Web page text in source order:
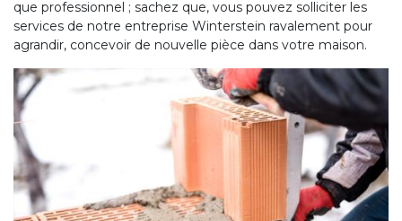
que professionnel ; sachez que, vous pouvez solliciter les
services de notre entreprise Winterstein ravalement pour
agrandir, concevoir de nouvelle pièce dans votre maison.